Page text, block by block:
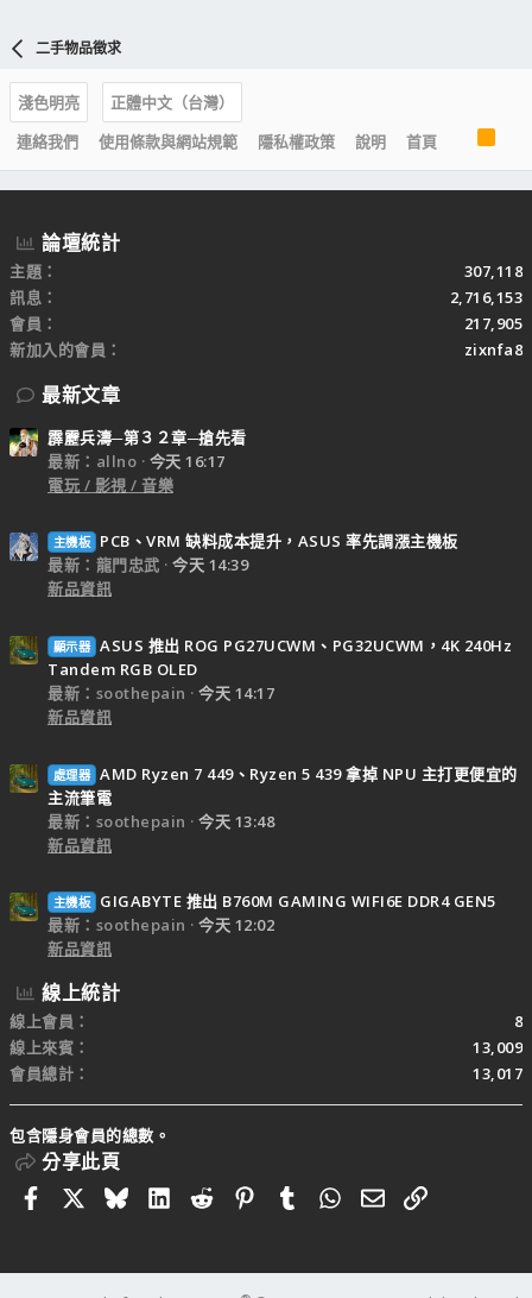
二手物品徵求
淺色明亮
正體中文（台灣）
連絡我們
使用條款與網站規範 隱私權政策 說明 首頁
S
論壇統計
主題
307,118
訊息
2,716,153
會員
217,905
新加入的會員
zixnfa8
最新文章
霹靂兵濤─第３２章─搶先看
最新：allno
今天 16:17
電玩 / 影視 / 音樂
主機板
PCB、VRM 缺料成本提升，ASUS 率先調漲主機板
最新：龍門忠武
今天 14:39
新品資訊
顯示器 ASUS 推出 ROG PG27UCWM、PG32UCWM，4K 240Hz
Tandem RGB OLED
最新：soothepain
今天 14:17
新品資訊
處理器 AMD Ryzen 7 449、Ryzen 5 439 拿掉 NPU 主打更便宜的
主流筆電
最新：soothepain
今天 13:48
新品資訊
主機板
GIGABYTE 推出 B760M GAMING WIFI6E DDR4 GEN5
最新：soothepain
今天 12:02
新品資訊
線上統計
線上會員
8
線上來賓
13,009
會員總計
13,017
包含隱身會員的總數。
分享此頁
FacebookBlueskyLinkedIn
RedditPinterestTumblrWhatsApp
電子郵件
連結